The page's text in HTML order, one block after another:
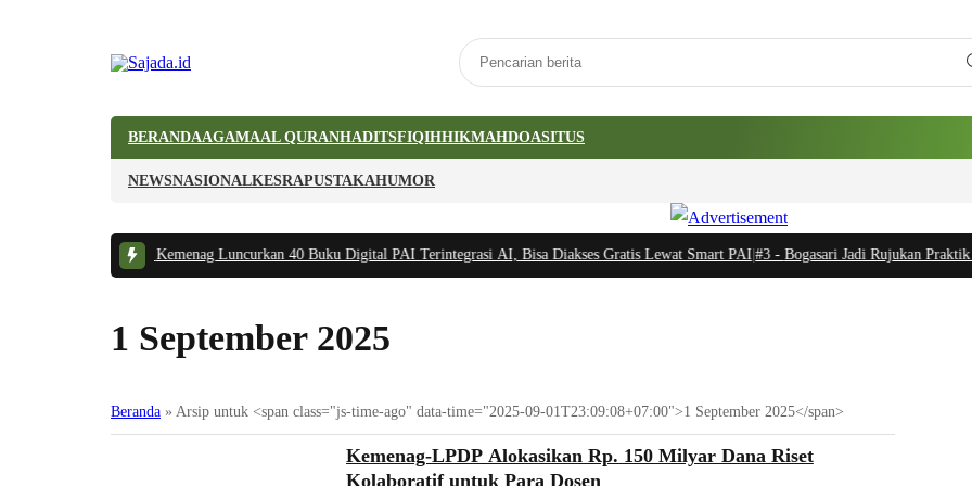
BERANDAAGAMAAL QURANHADITSFIQIHHIKMAHDOASITUS
NEWSNASIONALKESRAPUSTAKAHUMOR
#2 - Kemenag Luncurkan 40 Buku Digital PAI Terintegrasi AI, Bisa Diakses Gratis Lewat Smart PAI|#3 -Bogasari Jadi Rujukan Praktik
1 September 2025
Beranda » Arsip untuk <span class="js-time-ago" data-time="2025-09-01T23:09:08+07:00">1 September 2025</span>
Kemenag-LPDP Alokasikan Rp. 150 Milyar Dana Riset
Kolaboratif untuk Para Dosen